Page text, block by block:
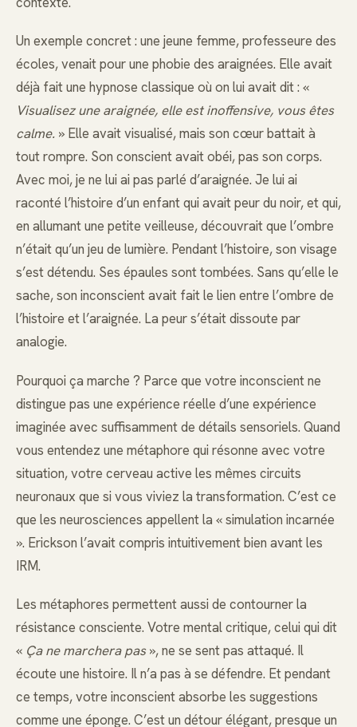
Un exemple concret : une jeune femme, professeure des
écoles, venait pour une phobie des araignées. Elle avait
déjà fait une hypnose classique où on lui avait dit : «
Visualisez une araignée, elle est inoffensive, vous êtes
calme. » Elle avait visualisé, mais son cœur battait à
tout rompre. Son conscient avait obéi, pas son corps.
Avec moi, je ne lui ai pas parlé d’araignée. Je lui ai
raconté l’histoire d’un enfant qui avait peur du noir, et qui,
en allumant une petite veilleuse, découvrait que l’ombre
n’était qu’un jeu de lumière. Pendant l’histoire, son visage
s’est détendu. Ses épaules sont tombées. Sans qu’elle le
sache, son inconscient avait fait le lien entre l’ombre de
l’histoire et l’araignée. La peur s’était dissoute par
analogie.
Pourquoi ça marche ? Parce que votre inconscient ne
distingue pas une expérience réelle d’une expérience
imaginée avec suffisamment de détails sensoriels. Quand
vous entendez une métaphore qui résonne avec votre
situation, votre cerveau active les mêmes circuits
neuronaux que si vous viviez la transformation. C’est ce
que les neurosciences appellent la « simulation incarnée
». Erickson l’avait compris intuitivement bien avant les
IRM.
Les métaphores permettent aussi de contourner la
résistance consciente. Votre mental critique, celui qui dit
« Ça ne marchera pas», ne se sent pas attaqué. Il
écoute une histoire. Il n’a pas à se défendre. Et pendant
ce temps, votre inconscient absorbe les suggestions
comme une éponge. C’est un détour élégant, presque un